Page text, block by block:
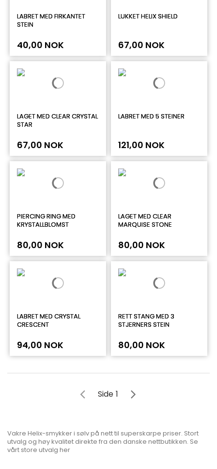
LABRET MED FIRKANTET
STEIN
40,00 NOK
LUKKET HELIX SHIELD
67,00 NOK
LAGET MED CLEAR CRYSTAL
STAR
67,00 NOK
LABRET MED 5 STEINER
121,00 NOK
PIERCING RING MED
KRYSTALLBLOMST
80,00 NOK
LAGET MED CLEAR
MARQUISE STONE
80,00 NOK
LABRET MED CRYSTAL
CRESCENT
94,00 NOK
RETT STANG MED 3
STJERNERS STEIN
80,00 NOK
Side 1
Vakre Helix-smykker i sølv på nett til superskarpe priser. Stort
utvalg og høy kvalitet direkte fra den danske nettbutikken. Se
vårt store utvalg her